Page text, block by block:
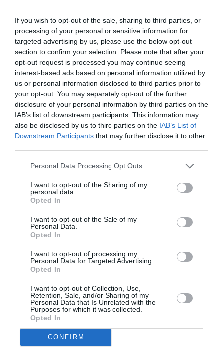
If you wish to opt-out of the sale, sharing to third parties, or
processing of your personal or sensitive information for
targeted advertising by us, please use the below opt-out
section to confirm your selection. Please note that after your
opt-out request is processed you may continue seeing
interest-based ads based on personal information utilized by
us or personal information disclosed to third parties prior to
your opt-out. You may separately opt-out of the further
disclosure of your personal information by third parties on the
IAB’s list of downstream participants. This information may
also be disclosed by us to third parties on the IAB’s List of
Downstream Participants that may further disclose it to other
Personal Data Processing Opt Outs
I want to opt-out of the Sharing of my
personal data.
Opted In
I want to opt-out of the Sale of my
Personal Data.
Opted In
I want to opt-out of processing my
Personal Data for Targeted Advertising.
Opted In
I want to opt-out of Collection, Use,
Retention, Sale, and/or Sharing of my
Personal Data that Is Unrelated with the
Purposes for which it was collected.
Opted In
CONFIRM
μάθετε πρώτοι όλες τις ειδήσεις
Δείτε όλα τατελευταία νέαγια την Τέχνη και τον
Πολιτισμό στοCulturenow.gr
Νέοι Διαγωνισμοί❯
Tags
ΕΚΔΟΣΕΙΣ ΠΑΤΑΚΗ
ΕΛΛΗΝΕΣ ΣΥΓΓΡΑΦΕΙΣ
ΠΕΖΟΓΡΑΦΙΑ
Newsletter
Κάθε βδομάδα στο e-mail σας τα τελευταία νέα για
την Τέχνη και τον Πολιτισμό!
Ακολουθήστε το Culturenow.gr
Σχετικά Άρθρα